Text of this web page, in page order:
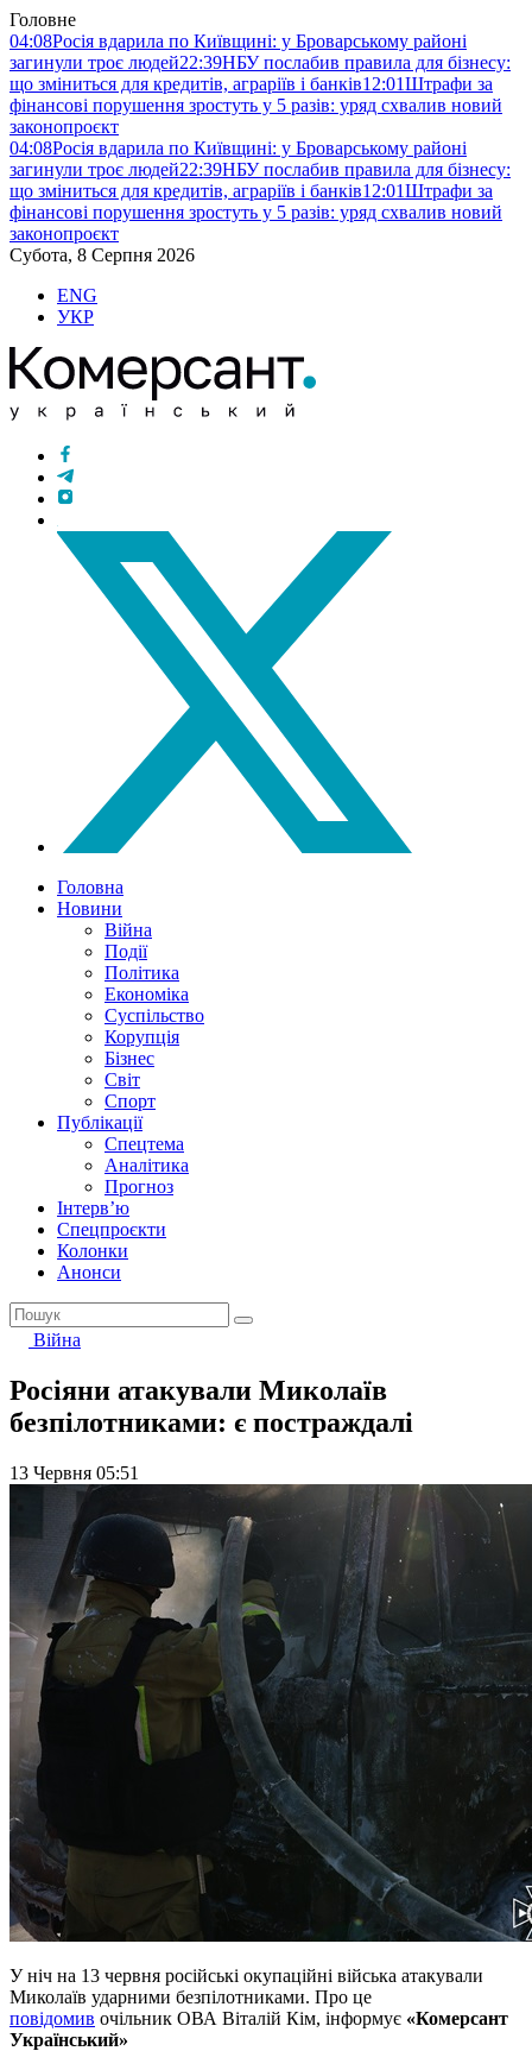
Головне
04:08Росія вдарила по Київщині: у Броварському районі
загинули троє людей22:39НБУ послабив правила для бізнесу:
що зміниться для кредитів, аграріїв і банків12:01Штрафи за
фінансові порушення зростуть у 5 разів: уряд схвалив новий
законопроєкт
04:08Росія вдарила по Київщині: у Броварському районі
загинули троє людей22:39НБУ послабив правила для бізнесу:
що зміниться для кредитів, аграріїв і банків12:01Штрафи за
фінансові порушення зростуть у 5 разів: уряд схвалив новий
законопроєкт
Субота, 8 Серпня 2026
ENG
УКР
Головна
Новини
Війна
Події
Політика
Економіка
Суспільство
Корупція
Бізнес
Світ
Спорт
Публікації
Спецтема
Аналітика
Прогноз
Інтерв’ю
Спецпроєкти
Колонки
Анонси
Війна
Росіяни атакували Миколаїв
безпілотниками: є постраждалі
13 Червня 05:51
У ніч на 13 червня російські окупаційні війська атакували
Миколаїв ударними безпілотниками. Про це
повідомив очільник ОВА Віталій Кім, інформує «Комерсант
Український»